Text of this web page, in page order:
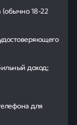
18-22
доход;
для